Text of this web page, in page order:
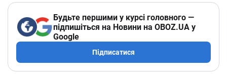
Будьте першими у курсі головного —
підпишіться на Новини на OBOZ.UA у
Google
Підписатися